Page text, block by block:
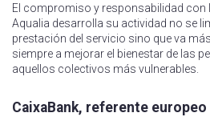
El compromiso y responsabilidad con
Aqualia desarrolla su actividad no se
prestación del servicio sino que va
siempre a mejorar el bienestar de las
aquellos colectivos más vulnerables.
CaixaBank, referente